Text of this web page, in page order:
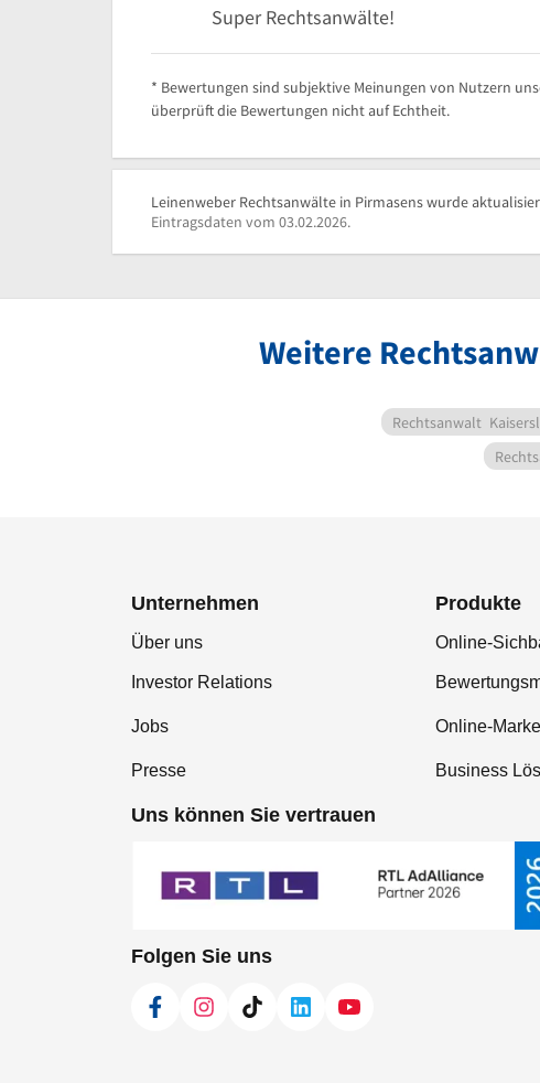
Super Rechtsanwälte!
* Bewertungen sind subjektive Meinungen von Nutzern
überprüft die Bewertungen nicht auf Echtheit.
Leinenweber Rechtsanwälte in Pirmasens wurde
Eintragsdaten vom 03.02.2026.
Weitere
Rechtsanwalt
Unternehmen
Über uns
Investor Relations
Jobs
Presse
Produkte
Online-
Online-
Business
Uns können Sie vertrauen
Folgen Sie uns